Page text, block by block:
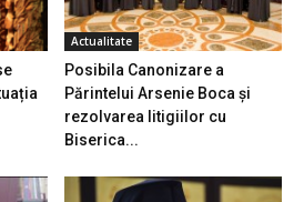
Actualitate
Posibila Canonizare a
Părintelui Arsenie Boca și
rezolvarea litigiilor cu
Biserica...